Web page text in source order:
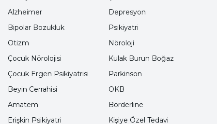
Ritalin Yan Etkileri Nelerdir?
Metilfenidat içeren ilaçlar, her ilaçta olduğu
gibi bazı kişilerde yan etkilere yol açabilir. Yan
etkilerin şiddeti, süresi ve görülme sıklığı
kişiden kişiye değişir. Bu nedenle tedavi
sürecinde ortaya çıkan tüm değişikliklerin bir
uzman hekim tarafından izlenmesi önemlidir.
Alzheimer
Bipolar Bozukluk
Otizm
Çocuk Nörolojisi
Depresyon
Psikiyatri
Nöroloji
Kulak Burun Boğaz
Çocuk Ergen Psikiyatrisi
Beyin Cerrahisi
Amatem
Erişkin Psikiyatri
Parkinson
OKB
Borderline
Kişiye Özel Tedavi